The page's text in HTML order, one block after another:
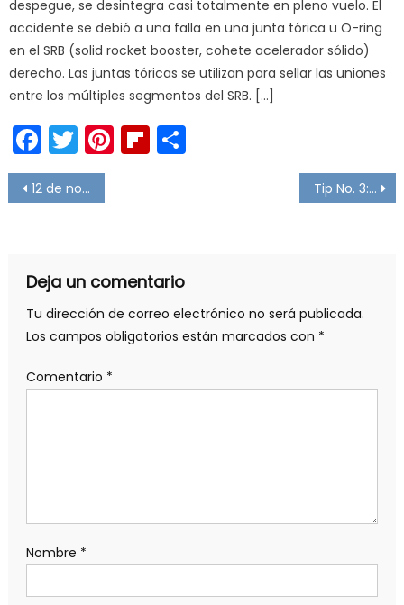
despegue, se desintegra casi totalmente en pleno vuelo. El
accidente se debió a una falla en una junta tórica u O-ring
en el SRB (solid rocket booster, cohete acelerador sólido)
derecho. Las juntas tóricas se utilizan para sellar las uniones
entre los múltiples segmentos del SRB. […]
Facebook
Twitter
Pinterest
Flipboard
Navegación
12 de noviembre Tip No. 3: Asignando las Unidades de Medida y Claves SAT a artículos
Deja un comentario
Tu dirección de correo electrónico no será publicada.
Los campos obligatorios están marcados con *
Comentario *
Nombre *